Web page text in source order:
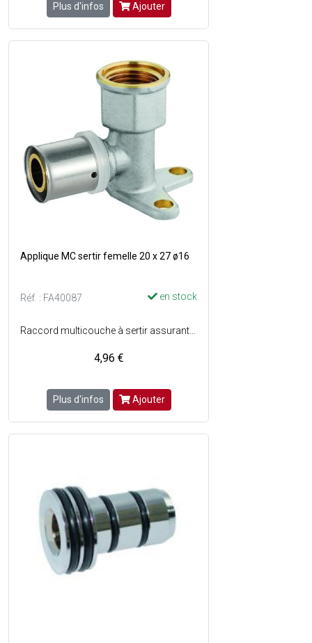
Plus d'infos Ajouter
Applique MC sertir femelle 20 x 27 ø16
Réf. : FA40087 en stock
4,96 €
Plus d'infos Ajouter